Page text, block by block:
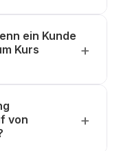
ein Kunde
Kurs
von